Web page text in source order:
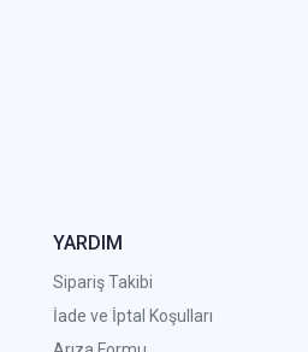
YARDIM
Sipariş Takibi
İade ve İptal Koşulları